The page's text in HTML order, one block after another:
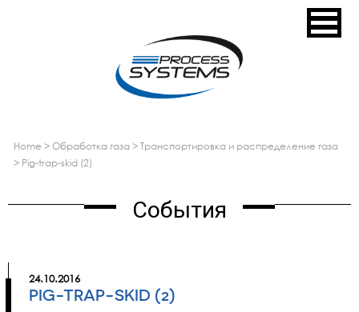
home > обработка газа> транспортировка и распределение газа
> pig-trap-skid (2)
События
24.10.2016
PIG-TRAP-SKID (2)